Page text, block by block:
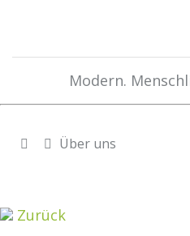
Modern.
Über uns
Zurück